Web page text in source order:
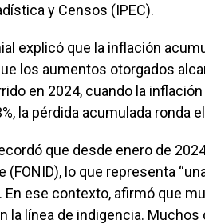
y Censos (IPEC).
explicó que la inflación
los aumentos otorgados
en 2024, cuando la
la pérdida acumulada ronda
que desde enero de
(FONID), lo que representa
En ese contexto, afirmó que
la línea de indigencia.